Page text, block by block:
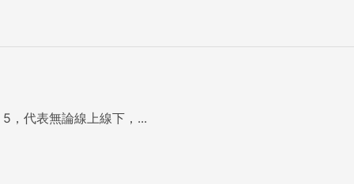
，代表無論線上線下，...